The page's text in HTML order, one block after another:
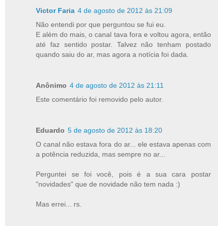
Victor Faria 4 de agosto de 2012 às 21:09
Não entendi por que perguntou se fui eu.
E além do mais, o canal tava fora e voltou agora, então
até faz sentido postar. Talvez não tenham postado
quando saiu do ar, mas agora a notícia foi dada.
Anônimo 4 de agosto de 2012 às 21:11
Este comentário foi removido pelo autor.
Eduardo 5 de agosto de 2012 às 18:20
O canal não estava fora do ar... ele estava apenas com
a potência reduzida, mas sempre no ar...
Perguntei se foi você, pois é a sua cara postar
"novidades" que de novidade não tem nada :)
Mas errei... rs.